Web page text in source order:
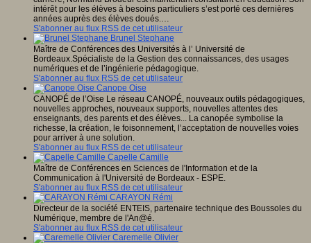
intérêt pour les élèves à besoins particuliers s’est porté ces dernières
années auprès des élèves doués.…
S'abonner au flux RSS de cet utilisateur
Brunel Stephane
Maître de Conférences des Universités à l’ Université de
Bordeaux.Spécialiste de la Gestion des connaissances, des usages
numériques et de l’ingénierie pédagogique.
S'abonner au flux RSS de cet utilisateur
Canope Oise
CANOPÉ de l’Oise Le réseau CANOPÉ, nouveaux outils pédagogiques,
nouvelles approches, nouveaux supports, nouvelles attentes des
enseignants, des parents et des élèves... La canopée symbolise la
richesse, la création, le foisonnement, l’acceptation de nouvelles voies
pour arriver à une solution.
S'abonner au flux RSS de cet utilisateur
Capelle Camille
Maître de Conférences en Sciences de l'Information et de la
Communication à l'Université de Bordeaux - ESPE.
S'abonner au flux RSS de cet utilisateur
CARAYON Rémi
Directeur de la société ENTEIS, partenaire technique des Boussoles du
Numérique, membre de l'An@é.
S'abonner au flux RSS de cet utilisateur
Caremelle Olivier